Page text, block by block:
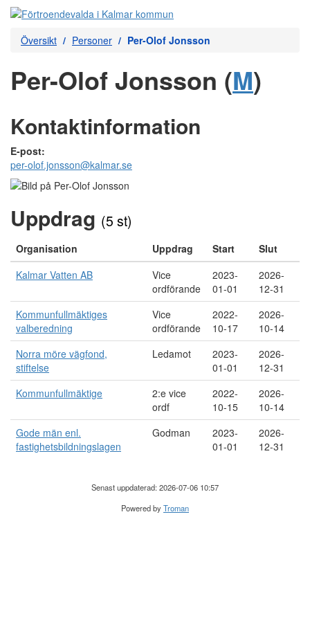
Översikt Personer Per-Olof Jonsson
Per-Olof Jonsson (M)
Kontaktinformation
E-post:
per-olof.jonsson@kalmar.se
Uppdrag (5 st)
Organisation Uppdrag Start
Slut
Kalmar Vatten AB
Vice
ordförande
2023-
01-01
2026-
12-31
Kommunfullmäktiges
valberedning
Vice
ordförande
2022-
10-17
2026-
10-14
Norra möre vägfond,
stiftelse
Ledamot
2023-
01-01
2026-
12-31
Kommunfullmäktige
2:e vice
ordf
2022-
10-15
2026-
10-14
Gode män enl.
fastighetsbildningslagen
Godman
2023-
01-01
2026-
12-31
Senast uppdaterad: 2026-07-06 10:57
Powered byTroman